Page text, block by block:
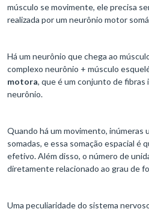
músculo se movimente, ele precisa
realizada por um neurônio motor
Há um neurônio que chega ao
complexo neurônio + músculo
motora, que é um conjunto de fibras
neurônio.
Quando há um movimento, inúmeras
somadas, e essa somação espacial é
efetivo. Além disso, o número de
diretamente relacionado ao grau de
Uma peculiaridade do sistema